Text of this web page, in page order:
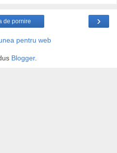
›
de pornire
pentru web
Blogger.